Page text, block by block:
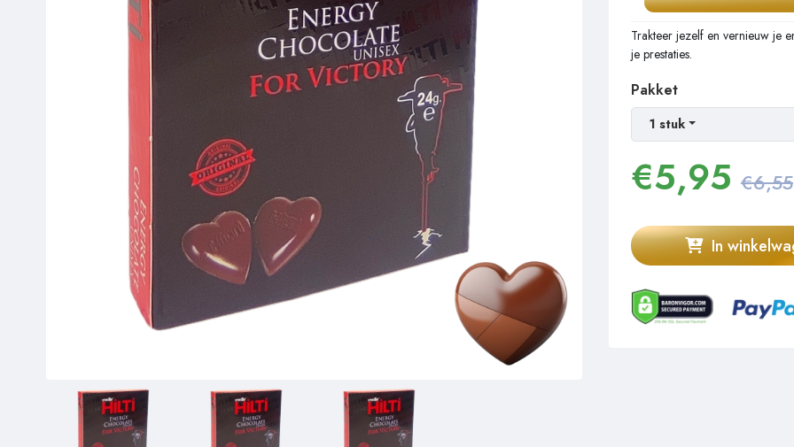
Trakteer jezelf en vernieuw je
je prestaties.
Pakket
1 stuk
€5,95 €6,55
In